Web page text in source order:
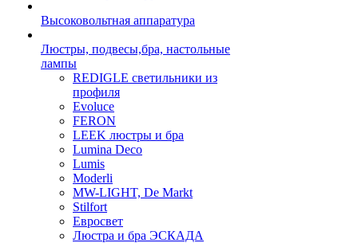
Высоковольтная аппаратура
Люстры, подвесы,бра, настольные
лампы
REDIGLE светильники из
профиля
Evoluce
FERON
LEEK люстры и бра
Lumina Deco
Lumis
Moderli
MW-LIGHT, De Markt
Stilfort
Евросвет
Люстра и бра ЭСКАДА